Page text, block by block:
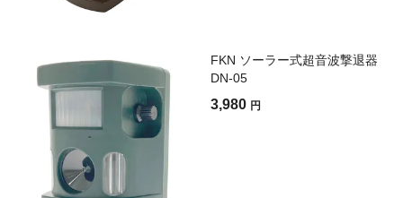
FKN ソーラー式超音波撃退器
DN-05
3,980 円